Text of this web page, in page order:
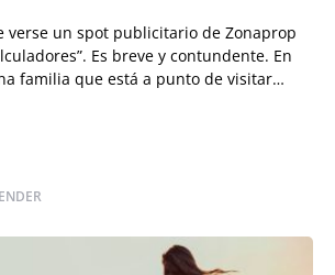
verse un spot publicitario de Zonaprop
Es breve y contundente. En
familia que está a punto de visitar…